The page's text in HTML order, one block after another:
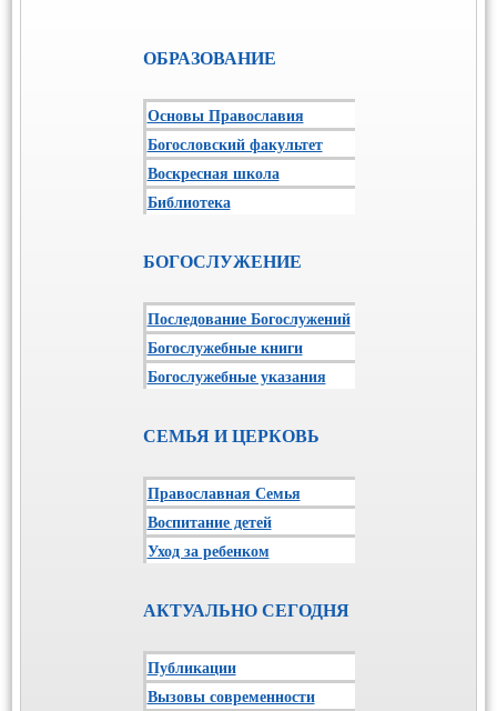
ОБРАЗОВАНИЕ
Основы Православия
Богословский факультет
Воскресная школа
Библиотека
БОГОСЛУЖЕНИЕ
Последование Богослужений
Богослужебные книги
Богослужебные указания
СЕМЬЯ И ЦЕРКОВЬ
Православная Семья
Воспитание детей
Уход за ребенком
АКТУАЛЬНО СЕГОДНЯ
Публикации
Вызовы современности